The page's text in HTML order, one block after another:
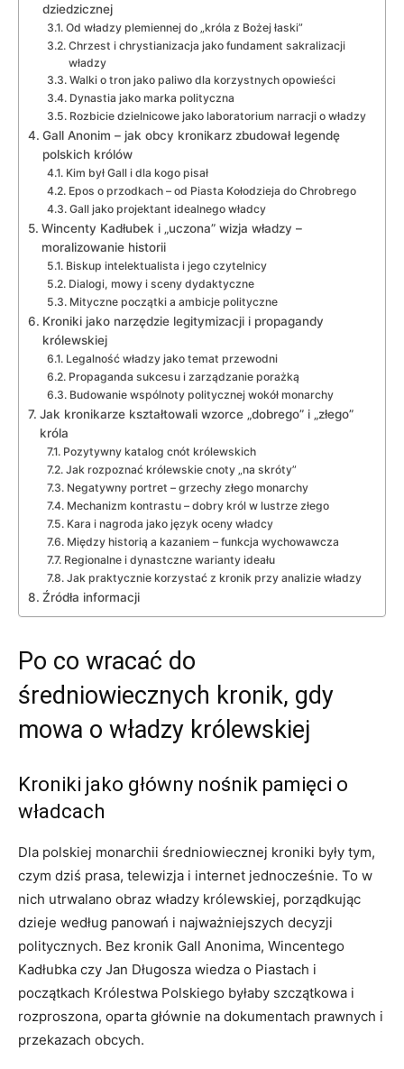
dziedzicznej
Od władzy plemiennej do „króla z Bożej łaski”
Chrzest i chrystianizacja jako fundament sakralizacji
władzy
Walki o tron jako paliwo dla korzystnych opowieści
Dynastia jako marka polityczna
Rozbicie dzielnicowe jako laboratorium narracji o władzy
Gall Anonim – jak obcy kronikarz zbudował legendę
polskich królów
Kim był Gall i dla kogo pisał
Epos o przodkach – od Piasta Kołodzieja do Chrobrego
Gall jako projektant idealnego władcy
Wincenty Kadłubek i „uczona” wizja władzy –
moralizowanie historii
Biskup intelektualista i jego czytelnicy
Dialogi, mowy i sceny dydaktyczne
Mityczne początki a ambicje polityczne
Kroniki jako narzędzie legitymizacji i propagandy
królewskiej
Legalność władzy jako temat przewodni
Propaganda sukcesu i zarządzanie porażką
Budowanie wspólnoty politycznej wokół monarchy
Jak kronikarze kształtowali wzorce „dobrego” i „złego”
króla
Pozytywny katalog cnót królewskich
Jak rozpoznać królewskie cnoty „na skróty”
Negatywny portret – grzechy złego monarchy
Mechanizm kontrastu – dobry król w lustrze złego
Kara i nagroda jako język oceny władcy
Między historią a kazaniem – funkcja wychowawcza
Regionalne i dynastczne warianty ideału
Jak praktycznie korzystać z kronik przy analizie władzy
Źródła informacji
Po co wracać do
średniowiecznych kronik, gdy
mowa o władzy królewskiej
Kroniki jako główny nośnik pamięci o
władcach
Dla polskiej monarchii średniowiecznej kroniki były tym,
czym dziś prasa, telewizja i internet jednocześnie. To w
nich utrwalano obraz władzy królewskiej, porządkując
dzieje według panowań i najważniejszych decyzji
politycznych. Bez kronik Gall Anonima, Wincentego
Kadłubka czy Jan Długosza wiedza o Piastach i
początkach Królestwa Polskiego byłaby szczątkowa i
rozproszona, oparta głównie na dokumentach prawnych i
przekazach obcych.